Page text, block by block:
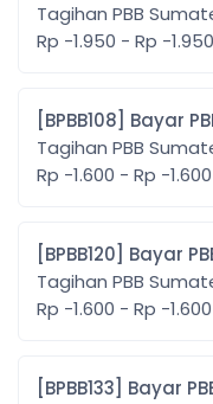
Tagihan PBB
Rp -1.950 - Rp -1.950
[BPBB108]
Tagihan PBB
Rp -1.600 - Rp -1.600
[BPBB120]
Tagihan PBB
Rp -1.600 - Rp -1.600
[BPBB133]